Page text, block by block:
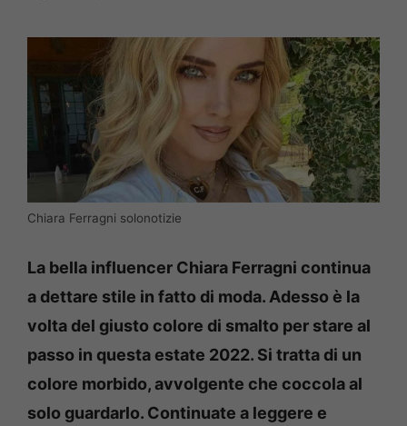
Chiara Ferragni solonotizie
La bella influencer Chiara Ferragni continua
a dettare stile in fatto di moda. Adesso è la
volta del giusto colore di smalto per stare al
passo in questa estate 2022. Si tratta di un
colore morbido, avvolgente che coccola al
solo guardarlo. Continuate a leggere e